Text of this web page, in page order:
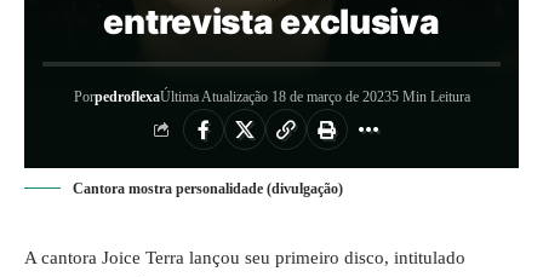
entrevista exclusiva
PorpedroflexaÚltima Atualização 18 de março de 20235 Min Leitura
Cantora mostra personalidade (divulgação)
A cantora Joice Terra lançou seu primeiro disco, intitulado